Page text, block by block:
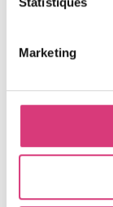
Marketing